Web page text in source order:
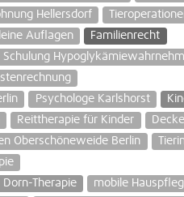
Hellersdorf
Auflagen
Familienrecht
Schulung
Psychologe Karlshorst
Reittherapie für Kinder
Oberschöneweide Berlin
Dorn-Therapie
mobile